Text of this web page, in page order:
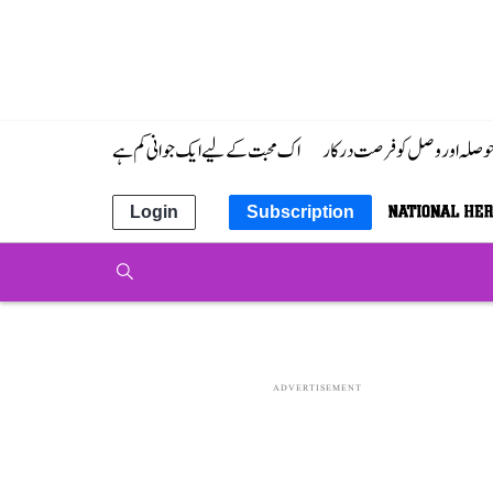
اور وصل کو فرصت درکار اک محبت کے لیے ایک جوانی کم ہے
Subscription
Login
ADVERTISEMENT